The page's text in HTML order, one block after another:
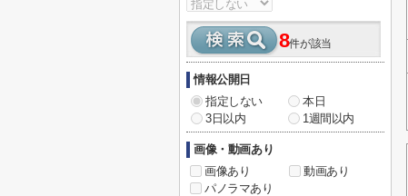
8件が該当
情報公開日
指定しない
本日
3日以内
1週間以内
画像・動画あり
画像あり
動画あり
パノラマあり